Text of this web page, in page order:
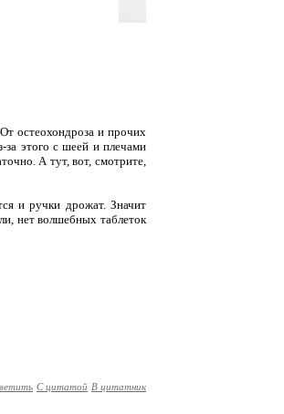
остеохондроза и прочих
этого с шеей и плечами
А тут, вот, смотрите,
и ручки дрожат. Значит
нет волшебных таблеток
С цитатой В цитатник